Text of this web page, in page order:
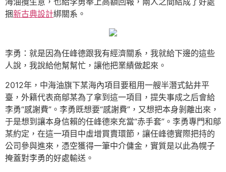
捆新古典設計綁關系。
李勇：就是因為任峰德跟我有經濟關系，我就給下邊的這些
人說，我說給他幫幫忙，讓他把業績做起來。
2012年，中海油旗下某海內項目要租用一艘半潛式鉆井平
臺，外籍代表商鄔某為了拿到這一項目，提失事成之后會給
李勇“感謝費”。李勇既想要“感謝費”，又想把本身剝離出來，
于是想到讓本身信賴的任峰德來充當“赤手套”。李勇專門和鄔
某約定，在這一項目中虛增買賣環節，讓任峰德實際把持的
公司參與進來，憑空獲得一筆中介傭金，實質是以此為幌子
掩蓋對李勇的好處輸送。